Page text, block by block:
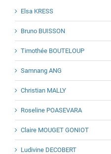
Elsa KRESS
Bruno BUISSON
Timothée BOUTELOUP
Samnang ANG
Christian MALLY
Roseline POASEVARA
Claire MOUGET GONIOT
Ludivine DECOBERT